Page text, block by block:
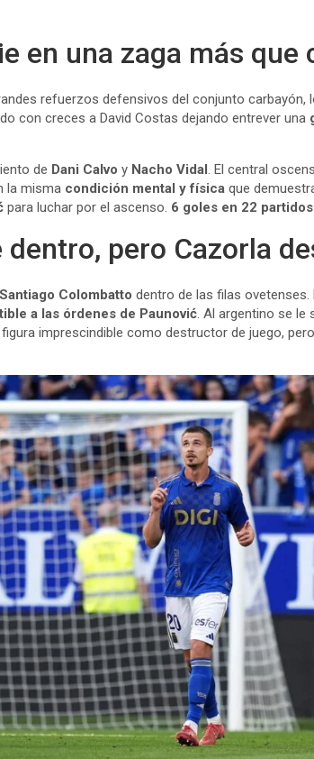
en una zaga más que
refuerzos defensivos del conjunto carbayón,
con creces a David Costas dejando entrever una
de Dani Calvo y Nacho Vidal . El central
la misma condición mental y física que
para luchar por el ascenso. 6 goles en 22 partidos
pero Cazorla
Colombatto dentro de las filas ovetenses.
a las órdenes de Paunović. Al argentino se le
imprescindible como destructor de juego,